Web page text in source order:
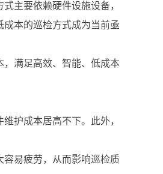
主要依赖硬件设施设备，
本的巡检方式成为当前亟
满足高效、智能、低成本
护成本居高不下。此外，
容易疲劳，从而影响巡检质